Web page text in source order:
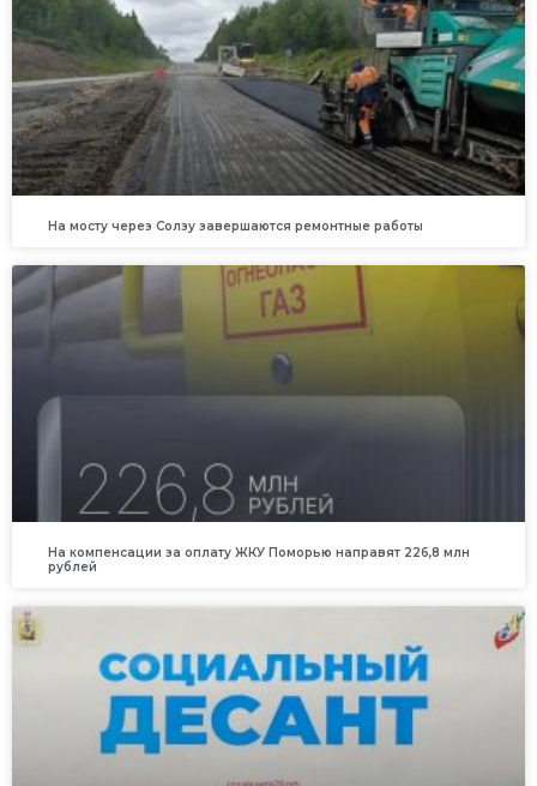
На мосту через Солзу завершаются ремонтные работы
На компенсации за оплату ЖКУ Поморью направят 226,8 млн
рублей